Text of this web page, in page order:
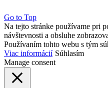
Go to Top
Na tejto stránke používame pri
návštevnosti a obsluhe
Používaním tohto webu s tým
Viac informácií Súhlasím
Manage consent